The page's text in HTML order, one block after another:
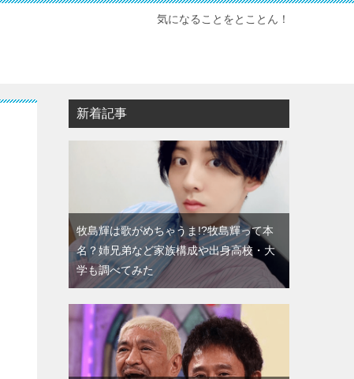
気になることをとことん！
新着記事
牧島輝は歌がめちゃうま!?牧島輝って本
名？姉兄弟など家族構成や出身高校・大
学も調べてみた